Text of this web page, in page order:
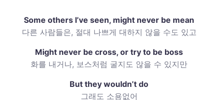
Some others I’ve seen, might never be mean
다른 사람들은, 절대 나쁘게 대하지 않을 수도 있고
Might never be cross, or try to be boss
화를 내거나, 보스처럼 굴지도 않을 수 있지만
But they wouldn’t do
그래도 소용없어